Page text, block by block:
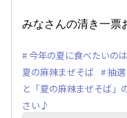
みなさんの清き一票
今年の夏に食べたいの
夏の麻辣まぜそば
抽
と「夏の麻辣まぜそば」
さい♪